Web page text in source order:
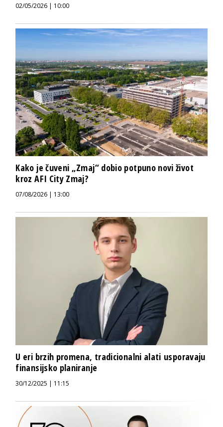
02/05/2026 | 10:00
Kako je čuveni „Zmaj“ dobio potpuno novi život
kroz AFI City Zmaj?
07/08/2026 | 13:00
U eri brzih promena, tradicionalni alati usporavaju
finansijsko planiranje
30/12/2025 | 11:15